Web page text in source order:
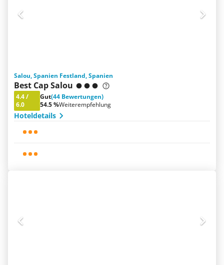
Salou, Spanien Festland, Spanien
Best Cap Salou
4.4/
6.0
Gut(44 Bewertungen)
54.5 %Weiterempfehlung
Hoteldetails